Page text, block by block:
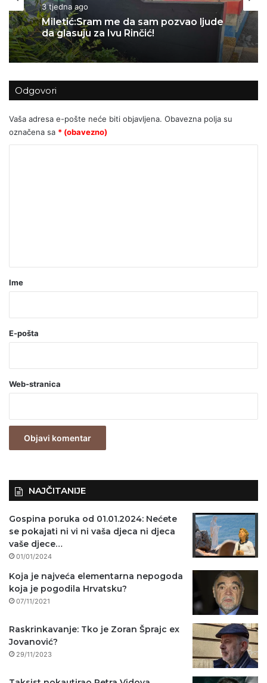
Kolumne i komentari
3 tjedna ago
Miletić:Sram me da sam pozvao ljude
da glasuju za Ivu Rinčić!
06/07/2026
Za Sedlarov ‘Vukovar’ nula, a ‘Svadbi’
stotine tisuća eura?
Odgovori
Vaša adresa e-pošte neće biti objavljena. Obavezna polja su
označena sa * (obavezno)
r
o
a
v
z
Ime
E-pošta
Web-stranica
NAJČITANIJE
Gospina poruka od 01.01.2024: Nećete
se pokajati ni vi ni vaša djeca ni djeca
vaše djece…
01/01/2024
Koja je najveća elementarna nepogoda
koja je pogodila Hrvatsku?
07/11/2021
Raskrinkavanje: Tko je Zoran Šprajc ex
Jovanović?
29/11/2023